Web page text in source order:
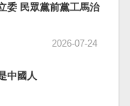
委 民眾黨前黨工馬治
2026-07-24
中國人